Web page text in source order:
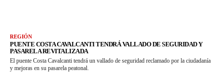
REGIÓN
PUENTE COSTA CAVALCANTI TENDRÁ VALLADO DE SEGURIDAD Y
PASARELA REVITALIZADA
El puente Costa Cavalcanti tendrá un vallado de seguridad reclamado por la ciudadanía
y mejoras en su pasarela peatonal.